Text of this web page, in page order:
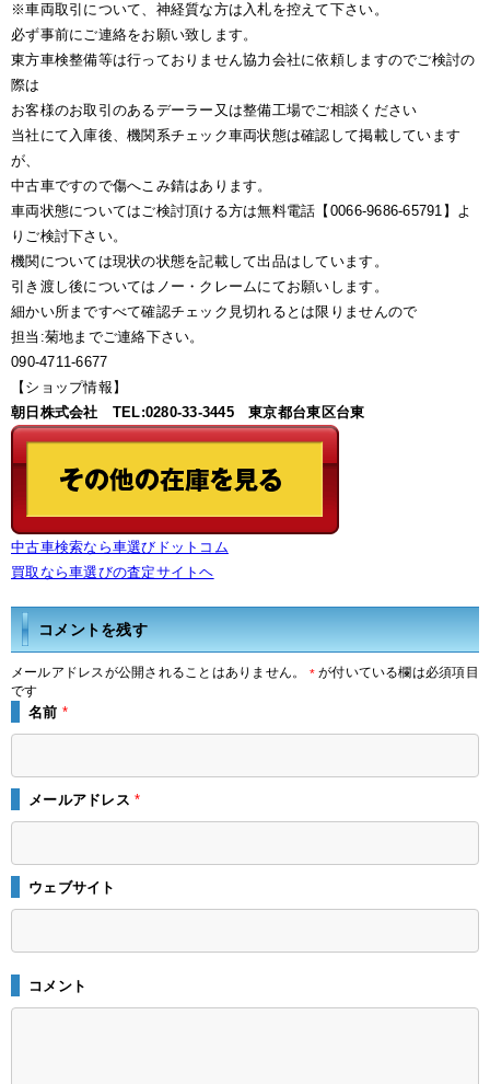
※車両取引について、神経質な方は入札を控えて下さい。
必ず事前にご連絡をお願い致します。
東方車検整備等は行っておりません協力会社に依頼しますのでご検討の
際は
お客様のお取引のあるデーラー又は整備工場でご相談ください
当社にて入庫後、機関系チェック車両状態は確認して掲載しています
が、
中古車ですので傷へこみ錆はあります。
車両状態についてはご検討頂ける方は無料電話【0066-9686-65791】よ
りご検討下さい。
機関については現状の状態を記載して出品はしています。
引き渡し後についてはノー・クレームにてお願いします。
細かい所まですべて確認チェック見切れるとは限りませんので
担当:菊地までご連絡下さい。
090-4711-6677
【ショップ情報】
朝日株式会社 TEL:0280-33-3445 東京都台東区台東
中古車検索なら車選びドットコム
買取なら車選びの査定サイトヘ
コメントを残す
メールアドレスが公開されることはありません。 *が付いている欄は必須項目
です
名前 *
メールアドレス*
ウェブサイト
コメント